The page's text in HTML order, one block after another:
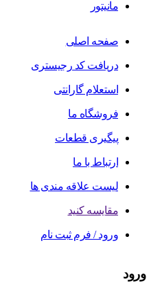
مانیتور
صفحه اصلی
دریافت کد رجیستری
استعلام گارانتی
فروشگاه ما
پیگیری قطعات
ارتباط با ما
لیست علاقه مندی ها
مقایسه کنید
ورود / فرم ثبت نام
ورود